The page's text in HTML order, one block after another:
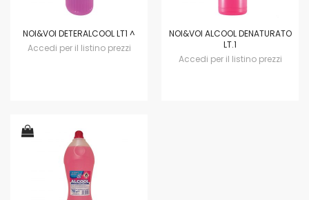
NOI&VOI DETERALCOOL LT1 ^
Accedi per il listino prezzi
NOI&VOI ALCOOL DENATURATO
LT.1
Accedi per il listino prezzi